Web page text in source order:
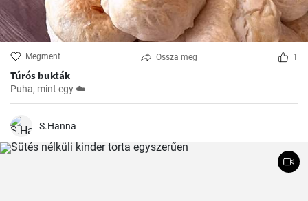
Megment Ossza meg 1
Túrós bukták
Puha, mint egy ☁️
S.Hanna